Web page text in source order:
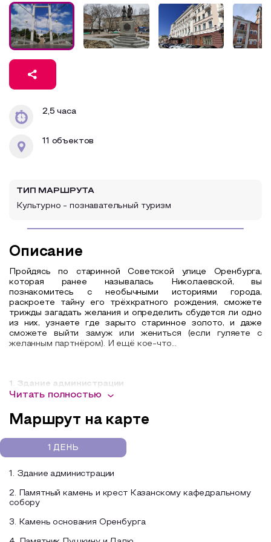
Образовательный туризм
Аттестованные экскурсоводы
Маршруты от экскурсоводов
Все маршруты
2,5 часа
11 объектов
ТИП МАРШРУТА
Культурно - познавательный туризм
Описание
Пройдясь по старинной Советской улице Оренбурга,
которая ранее называлась Николаевской, вы
познакомитесь с необычными историями города,
раскроете тайну его трёхкратного рождения, сможете
трижды загадать желания и определить сбудется ли одно
из них, узнаете где зарыто старинное золото, и даже
сможете выйти замуж или жениться (если гуляете с
желанным партнёром). И ещё кое-что...
1. Здание администрации
одно из интереснейших зданий Оренбурга.
1914 по 1916 годы. Однако полностью работы были
завершены в 1926 году. Автор этого архитектурного
его проекте переплетена смесь эклектики с элементами
С самого начала здание занимало общество взаимного
двух банков, при этом общий операционный зал находился
на втором этаже. В здании были оборудованы лифты,
Читать полностью
Маршрут на карте
1 ДЕНЬ
1. Здание администрации
2. Памятный камень и крест Казанскому кафедральному
собору
3. Камень основания Оренбурга